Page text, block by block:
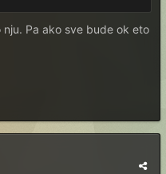
Pa ako sve bude ok eto